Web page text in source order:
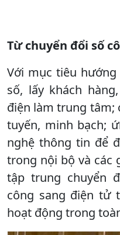
Từ chuyển đổi số
Với mục tiêu
số, lấy khách
điện làm trung tâm;
tuyến, minh bạch;
nghệ thông tin để
trong nội bộ và các
tập trung chuyển
công sang điện tử
hoạt động trong